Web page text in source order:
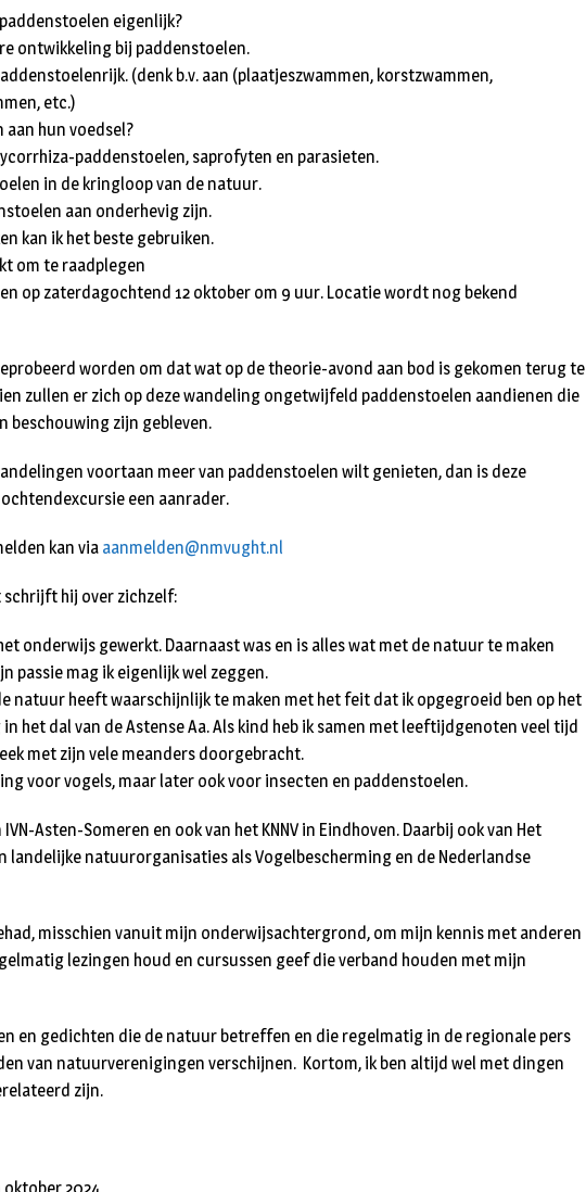
eigenlijk?
ontwikkeling bij paddenstoelen.
(denk b.v. aan (plaatjeszwammen, korstzwammen,
etc.)
aan hun voedsel?
paddenstoelen, saprofyten en parasieten.
in de kringloop van de natuur.
aan onderhevig zijn.
kan ik het beste gebruiken.
om te raadplegen
op zaterdagochtend 12 oktober om 9 uur. Locatie wordt nog bekend
worden om dat wat op de theorie-avond aan bod is gekomen terug te
zullen er zich op deze wandeling ongetwijfeld paddenstoelen aandienen die
beschouwing zijn gebleven.
voortaan meer van paddenstoelen wilt genieten, dan is deze
een aanrader.
kan via aanmelden@nmvught.nl
schrijft hij over zichzelf:
onderwijs gewerkt. Daarnaast was en is alles wat met de natuur te maken
passie mag ik eigenlijk wel zeggen.
natuur heeft waarschijnlijk te maken met het feit dat ik opgegroeid ben op het
het dal van de Astense Aa. Als kind heb ik samen met leeftijdgenoten veel tijd
met zijn vele meanders doorgebracht.
voor vogels, maar later ook voor insecten en paddenstoelen.
Asten-Someren en ook van het KNNV in Eindhoven. Daarbij ook van Het
landelijke natuurorganisaties als Vogelbescherming en de Nederlandse
misschien vanuit mijn onderwijsachtergrond, om mijn kennis met anderen
lezingen houd en cursussen geef die verband houden met mijn
en gedichten die de natuur betreffen en die regelmatig in de regionale pers
van natuurverenigingen verschijnen. Kortom, ik ben altijd wel met dingen
zijn.